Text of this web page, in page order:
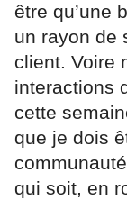
être qu’une
un rayon de
client. Voire
interactions
cette
que je dois
qui soit, en